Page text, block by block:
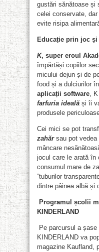
gustări sănătoase și
celei conservate,
evite risipa
Educație prin joc
K, super eroul
împărtăși copiilor
micului dejun și de
food și a dulciurilor
aplicații software,
farfuria ideală și îi
produsele
Cei mici se pot
zahărsau pot vedea
mâncare
jocul care le arată în
consumul mare de
”tuburilor
dintre pâinea albă și
Programul școlii
KINDERLAND
Pe parcursul a
KINDERLAND va
magazine Kaufland,